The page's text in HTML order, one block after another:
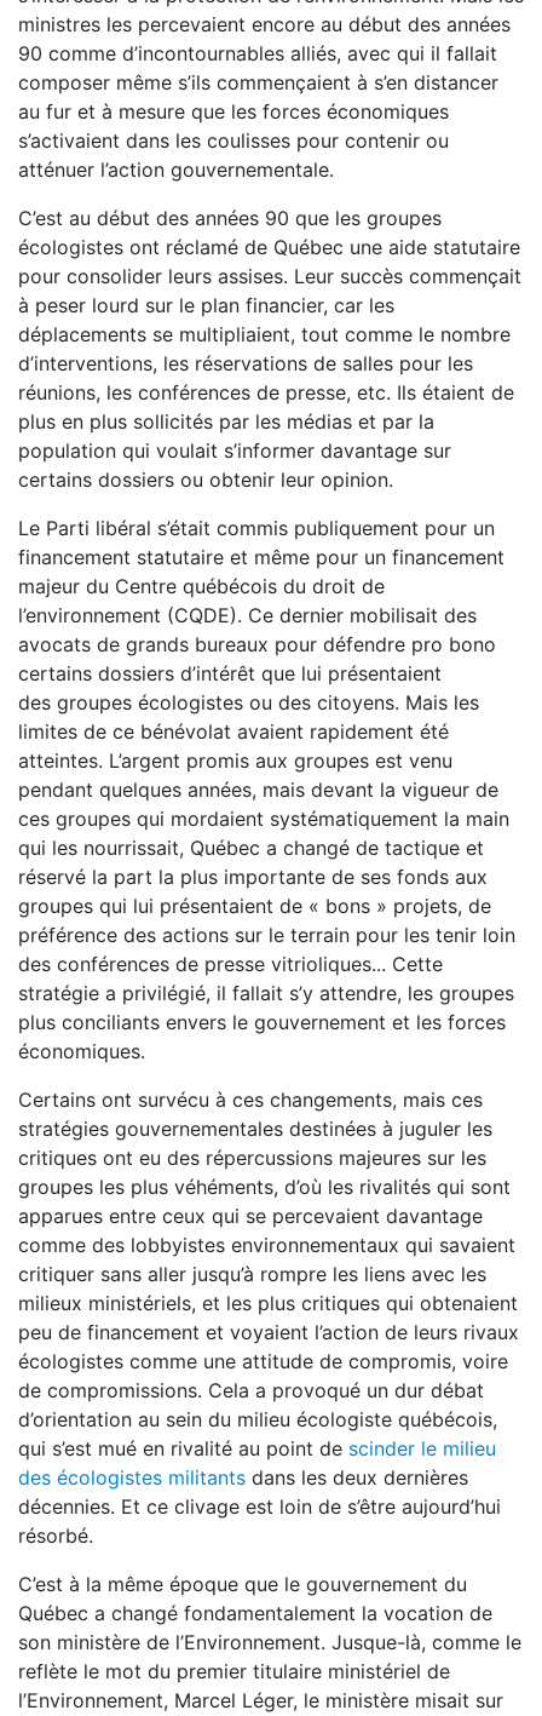
ministres les percevaient encore au début des années
90 comme d’incontournables alliés, avec qui il fallait
composer même s’ils commençaient à s’en distancer
au fur et à mesure que les forces économiques
s’activaient dans les coulisses pour contenir ou
atténuer l’action gouvernementale.
C’est au début des années 90 que les groupes
écologistes ont réclamé de Québec une aide statutaire
pour consolider leurs assises. Leur succès commençait
à peser lourd sur le plan financier, car les
déplacements se multipliaient, tout comme le nombre
d’interventions, les réservations de salles pour les
réunions, les conférences de presse, etc. Ils étaient de
plus en plus sollicités par les médias et par la
population qui voulait s’informer davantage sur
certains dossiers ou obtenir leur opinion.
Le Parti libéral s’était commis publiquement pour un
financement statutaire et même pour un financement
majeur du Centre québécois du droit de
l’environnement (CQDE). Ce dernier mobilisait des
avocats de grands bureaux pour défendre pro bono
certains dossiers d’intérêt que lui présentaient
des groupes écologistes ou des citoyens. Mais les
limites de ce bénévolat avaient rapidement été
atteintes. L’argent promis aux groupes est venu
pendant quelques années, mais devant la vigueur de
ces groupes qui mordaient systématiquement la main
qui les nourrissait, Québec a changé de tactique et
réservé la part la plus importante de ses fonds aux
groupes qui lui présentaient de « bons » projets, de
préférence des actions sur le terrain pour les tenir loin
des conférences de presse vitrioliques... Cette
stratégie a privilégié, il fallait s’y attendre, les groupes
plus conciliants envers le gouvernement et les forces
économiques.
Certains ont survécu à ces changements, mais ces
stratégies gouvernementales destinées à juguler les
critiques ont eu des répercussions majeures sur les
groupes les plus véhéments, d’où les rivalités qui sont
apparues entre ceux qui se percevaient davantage
comme des lobbyistes environnementaux qui savaient
critiquer sans aller jusqu’à rompre les liens avec les
milieux ministériels, et les plus critiques qui obtenaient
peu de financement et voyaient l’action de leurs rivaux
écologistes comme une attitude de compromis, voire
de compromissions. Cela a provoqué un dur débat
d’orientation au sein du milieu écologiste québécois,
qui s’est mué en rivalité au point de scinder le milieu
des écologistes militants dans les deux dernières
décennies. Et ce clivage est loin de s’être aujourd’hui
résorbé.
C’est à la même époque que le gouvernement du
Québec a changé fondamentalement la vocation de
son ministère de l’Environnement. Jusque-là, comme le
reflète le mot du premier titulaire ministériel de
l’Environnement, Marcel Léger, le ministère misait sur